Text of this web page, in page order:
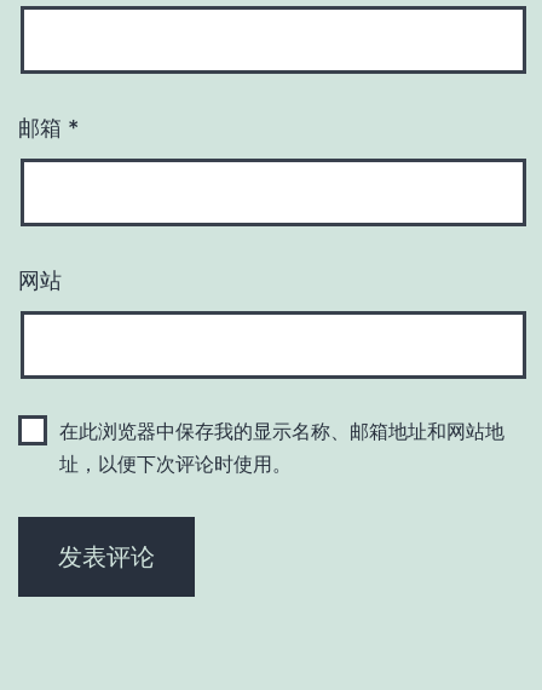
邮箱 *
网站
在此浏览器中保存我的显示名称、邮箱地址和网站地
址，以便下次评论时使用。